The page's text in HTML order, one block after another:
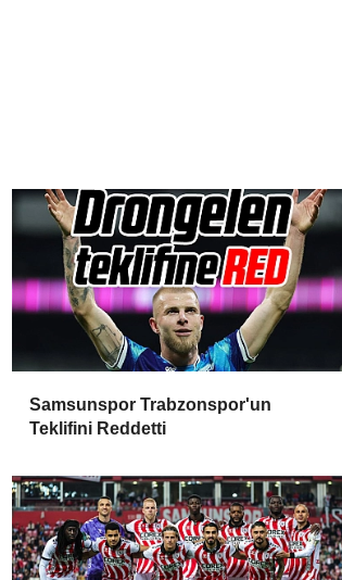
Samsunspor Trabzonspor'un
Teklifini Reddetti